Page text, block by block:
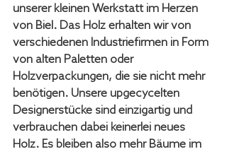
unserer kleinen Werkstatt im Herzen
von Biel. Das Holz erhalten wir von
verschiedenen Industriefirmen in Form
von alten Paletten oder
Holzverpackungen, die sie nicht mehr
benötigen. Unsere upgecycelten
Designerstücke sind einzigartig und
verbrauchen dabei keinerlei neues
Holz. Es bleiben also mehr Bäume im